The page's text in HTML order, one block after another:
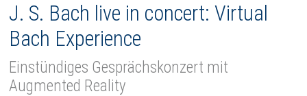
J. S. Bach live in concert: Virtual
Bach Experience
Einstündiges Gesprächskonzert mit
Augmented Reality